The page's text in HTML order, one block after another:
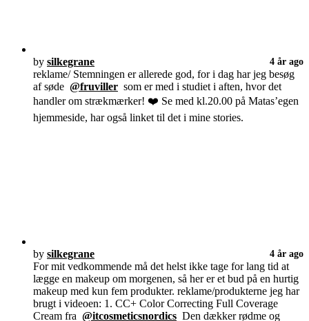
by silkegrane 4 år ago
reklame/ Stemningen er allerede god, for i dag har jeg besøg
af søde @fruviller som er med i studiet i aften, hvor det
handler om strækmærker! ❤️ Se med kl.20.00 på Matas’egen
hjemmeside, har også linket til det i mine stories.
by silkegrane 4 år ago
For mit vedkommende må det helst ikke tage for lang tid at
lægge en makeup om morgenen, så her er et bud på en hurtig
makeup med kun fem produkter. reklame/produkterne jeg har
brugt i videoen: 1. CC+ Color Correcting Full Coverage
Cream fra @itcosmeticsnordics Den dækker rødme og